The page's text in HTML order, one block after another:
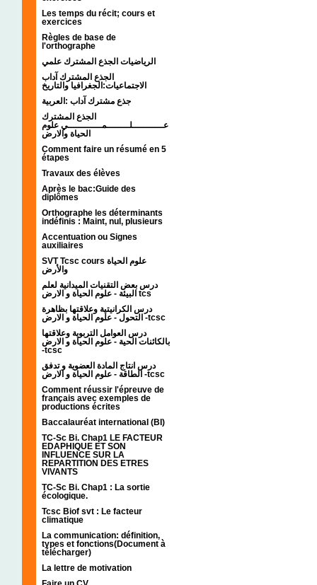
Les temps du récit; cours et
exercices
Règles de base de
l'orthographe
الرياضيات الجذع المشترك علمي
الجذع المشترك آداب
الاجتماعيات:الجغرافيا والتاريخ
جذع مشترك آداب :العربية
الجذع المشترك
عـــــــــــلــــــــمــــــــــــي علوم
الحياة والارض
Comment faire un résumé en 5
étapes
Travaux des élèves
Après le bac:Guide des
diplômes
Orthographe les déterminants
indéfinis : Maint, nul, plusieurs
Accentuation ou Signes
auxiliaires
SVT Tcsc cours علوم الحياة
والأرض
درس بعض التقنيات الميدانية لعلم
البيئة - علوم الحياة و الارض tcs
درس الكرانيتية وعلاقتها بظاهرة
التحول - علوم الحياة و الارض -tcsc
درس العوامل التربوية وعلاقتها
بالكائنات الحية - علوم الحياة و الارض
-tcsc
درس انتاج المادة العضوية و تدفق
الطاقة - علوم الحياة و الارض -tcsc
Comment réussir l'épreuve de
français avec exemples de
productions écrites
Baccalauréat international (BI)
TC-Sc Bi. Chap1 LE FACTEUR
EDAPHIQUE ET SON
INFLUENCE SUR LA
REPARTITION DES ETRES
VIVANTS
TC-Sc Bi. Chap1 : La sortie
écologique.
Tcsc Biof svt : Le facteur
climatique
La communication: définition,
types et fonctions(Document à
télécharger)
La lettre de motivation